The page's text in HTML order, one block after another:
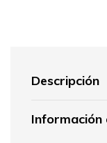
Descripción
Información